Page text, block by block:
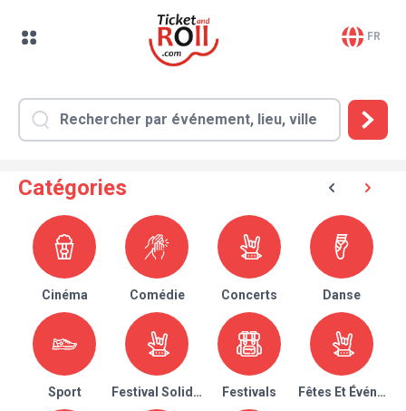
FR
Catégories
Cinéma Comédie Concerts Danse
Sport Festival Solidaire Festivals Fêtes Et